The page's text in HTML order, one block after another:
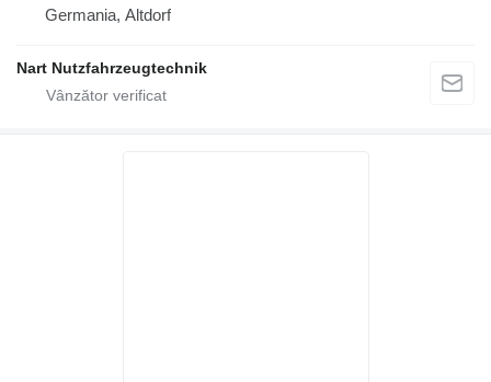
Germania, Altdorf
Nart Nutzfahrzeugtechnik